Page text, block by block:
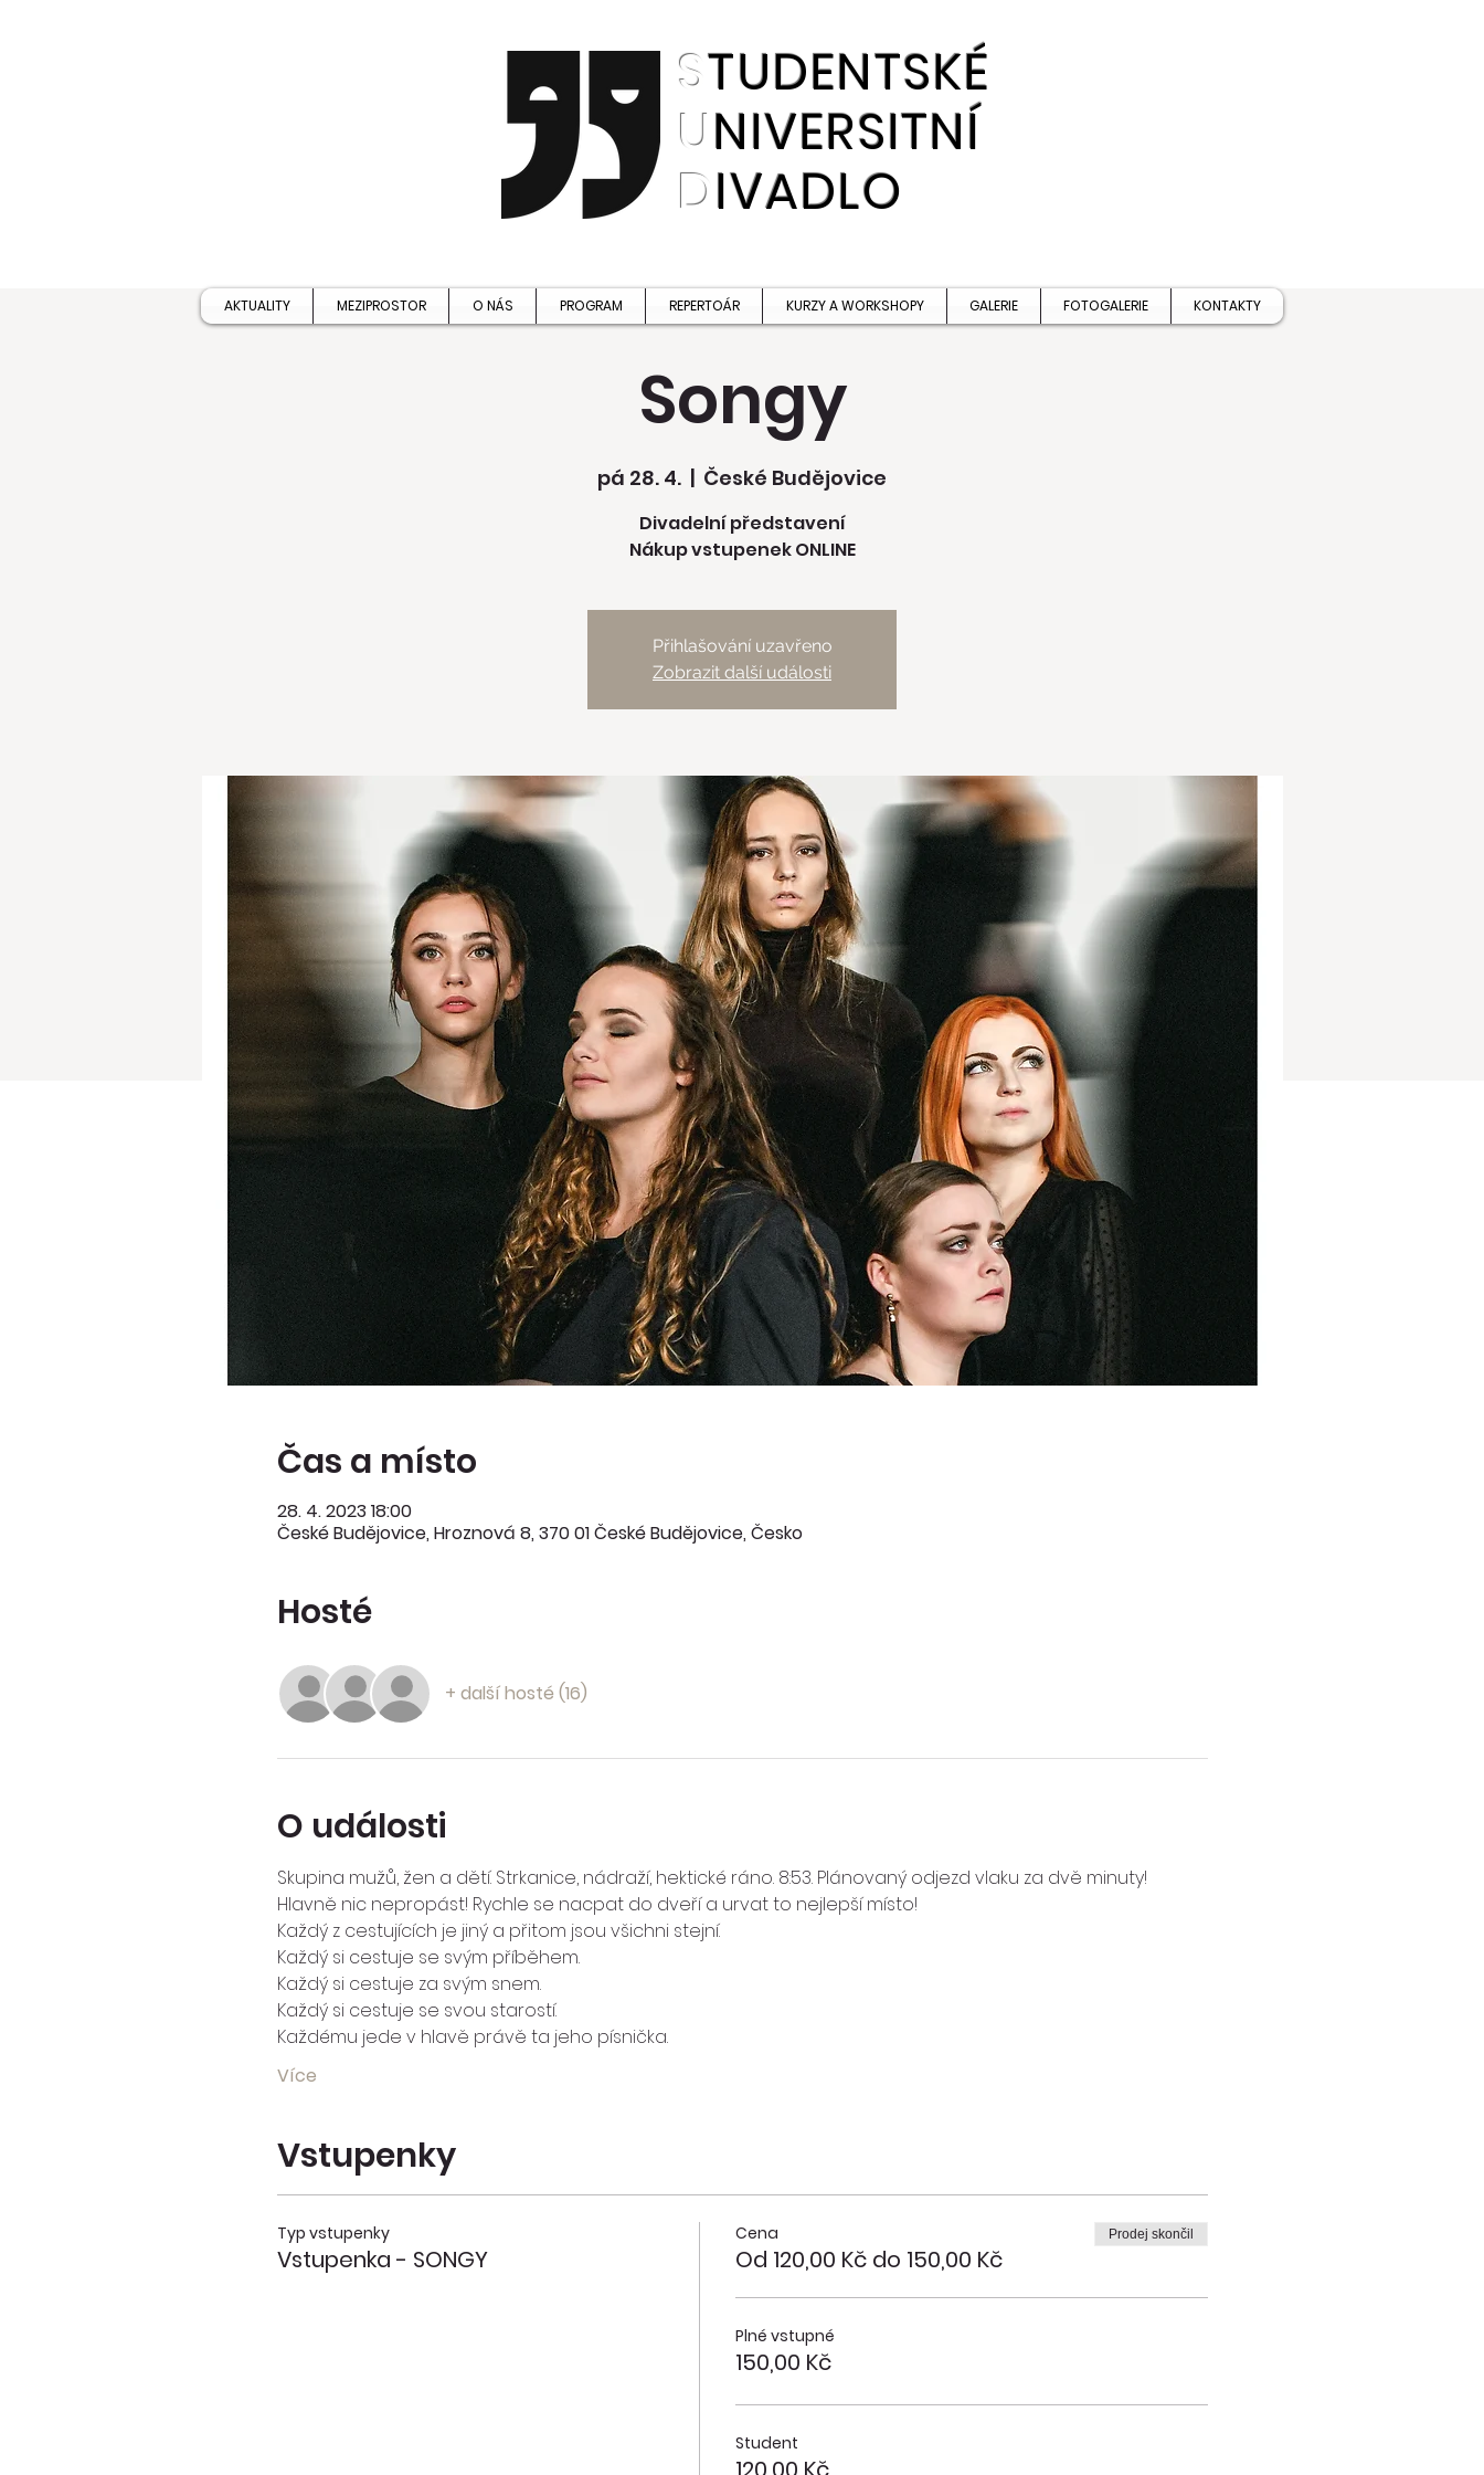
STUDENTSKÉ
UNIVERSITNÍ
DIVADLO
Songy
pá 28. 4.
  |
České Budějovice
Divadelní představení
Nákup vstupenek ONLINE
Přihlašování uzavřeno
Zobrazit další události
Čas a místo
28. 4. 2023 18:00
České Budějovice, Hroznová 8, 370 01 České Budějovice, Česko
Hosté
+ další hosté (16)
O události
Skupina mužů, žen a dětí. Strkanice, nádraží, hektické ráno. 8:53. Plánovaný odjezd vlaku za dvě minuty!
Hlavně nic nepropást! Rychle se nacpat do dveří a urvat to nejlepší místo!
Každý z cestujících je jiný a přitom jsou všichni stejní.
Každý si cestuje se svým příběhem.
Každý si cestuje za svým snem.
Každý si cestuje se svou starostí.
Každému jede v hlavě právě ta jeho písnička.
Více
Vstupenky
Typ vstupenky
Vstupenka - SONGY
Cena
Od 120,00 Kč do 150,00 Kč
Prodej skončil
Plné vstupné
150,00 Kč
Student
AKTUALITY MEZIPROSTOR O NÁS PROGRAM REPERTOÁR KURZY A WORKSHOPY GALERIE FOTOGALERIE KONTAKTY